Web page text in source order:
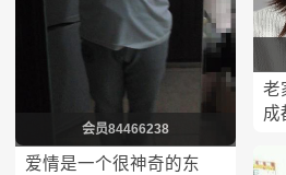
会员84466238
爱情是一个很神奇的东
老
成